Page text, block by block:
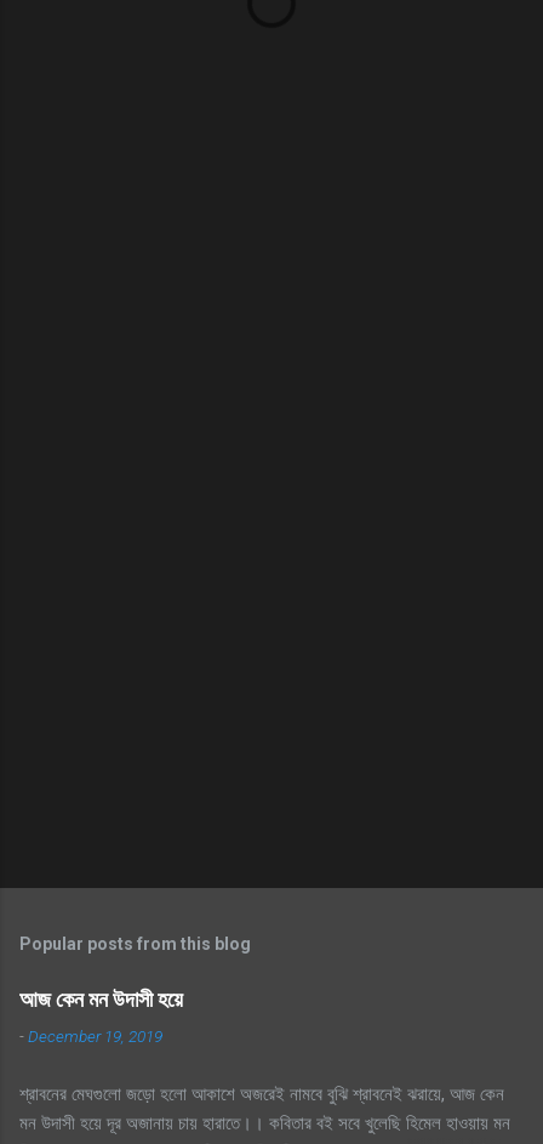
Popular posts from this blog
আজ কেন মন উদাসী হয়ে
-December 19, 2019
শ্রাবনের মেঘগুলো জড়ো হলো আকাশে অজরেই নামবে বুঝি শ্রাবনেই ঝরায়ে, আজ কেন
মন উদাসী হয়ে দূর অজানায় চায় হারাতে।। কবিতার বই সবে খুলেছি হিমেল হাওয়ায় মন